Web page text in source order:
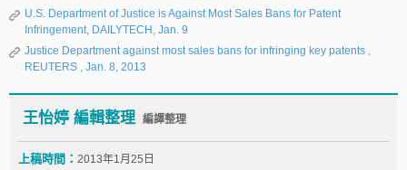
U.S. Department of Justice is Against Most Sales Bans for Patent
Infringement, DAILYTECH, Jan. 9
Justice Department against most sales bans for infringing key patents ,
REUTERS , Jan. 8, 2013
王怡婷 編輯整理 編譯整理
上稿時間： 2013年1月25日